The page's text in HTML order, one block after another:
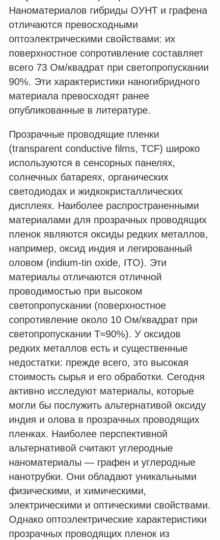
Наноматериалов гибриды ОУНТ и графена
отличаются превосходными
оптоэлектрическими свойствами: их
поверхностное сопротивление составляет
всего 73 Ом/квадрат при светопропускании
90%. Эти характеристики наногибридного
материала превосходят ранее
опубликованные в литературе.
Прозрачные проводящие пленки
(transparent conductive films, TCF) широко
используются в сенсорных панелях,
солнечных батареях, органических
светодиодах и жидкокристаллических
дисплеях. Наиболее распространенными
материалами для прозрачных проводящих
пленок являются оксиды редких металлов,
например, оксид индия и легированный
оловом (indium-tin oxide, ITO). Эти
материалы отличаются отличной
проводимостью при высоком
светопропускании (поверхностное
сопротивление около 10 Ом/квадрат при
светопропускании T≈90%). У оксидов
редких металлов есть и существенные
недостатки: прежде всего, это высокая
стоимость сырья и его обработки. Сегодня
активно исследуют материалы, которые
могли бы послужить альтернативой оксиду
индия и олова в прозрачных проводящих
пленках. Наиболее перспективной
альтернативой считают углеродные
наноматериалы — графен и углеродные
нанотрубки. Они обладают уникальными
физическими, и химическими,
электрическими и оптическими свойствами.
Однако оптоэлектрические характеристики
прозрачных проводящих пленок из